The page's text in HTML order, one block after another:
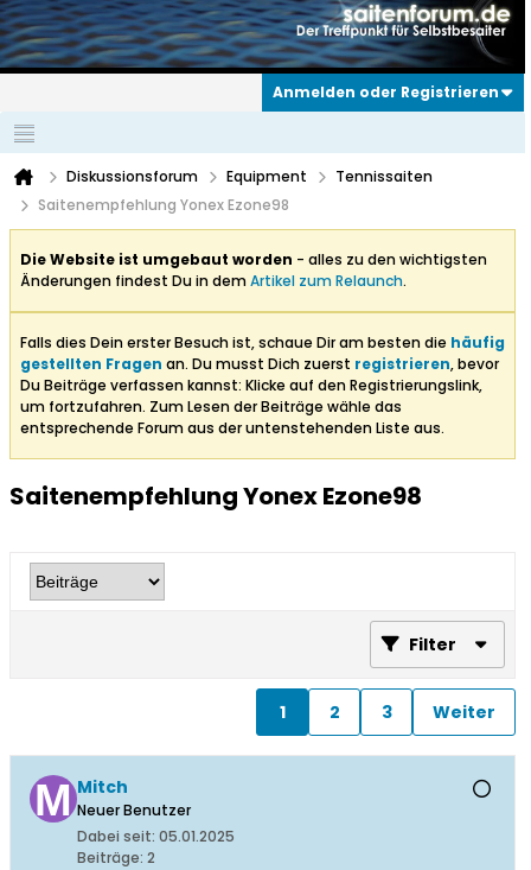
Anmelden oder Registrieren
Diskussionsforum Equipment
Tennissaiten
Saitenempfehlung Yonex Ezone98
Die Website ist umgebaut worden - alles zu den wichtigsten
Änderungen findest Du in demArtikel zum Relaunch.
Falls dies Dein erster Besuch ist, schaue Dir am besten die häufig
gestellten Fragen an. Du musst Dich zuerst registrieren, bevor
Du Beiträge verfassen kannst: Klicke auf den Registrierungslink,
um fortzufahren. Zum Lesen der Beiträge wähle das
entsprechende Forum aus der untenstehenden Liste aus.
Saitenempfehlung Yonex Ezone98
Filter
1 2 3 Weiter
Mitch
Neuer Benutzer
Dabei seit: 05.01.2025
Beiträge: 2